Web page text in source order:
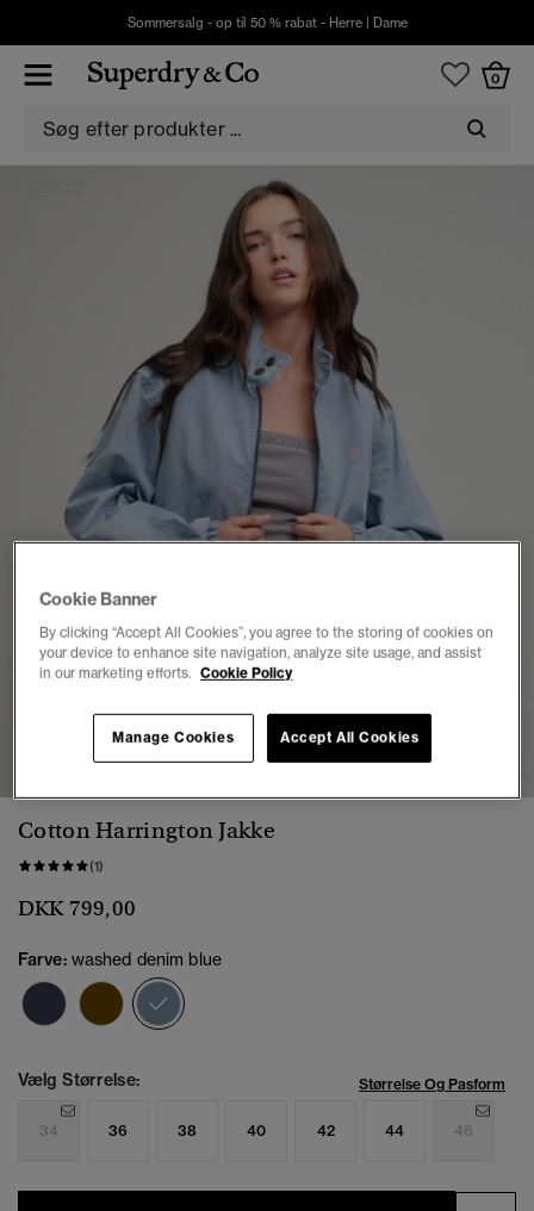
Sommersalg - op til 50 % rabat - Herre| Dame
0
2 3 5 6 7
Cotton Harrington Jakke
(1)
DKK 799,00
Farve: washed denim blue
Vælg Størrelse: Størrelse Og Pasform
34 36 38 40 42 44 46
Cookie Banner
By clicking “Accept All Cookies”, you agree to the storing of cookies on
your device to enhance site navigation, analyze site usage, and assist
in our marketing efforts. Cookie Policy
Accept All Cookies
Manage Cookies